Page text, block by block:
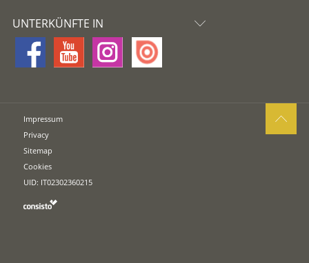
UNTERKÜNFTE IN
Impressum
Privacy
Sitemap
Cookies
UID: IT02302360215